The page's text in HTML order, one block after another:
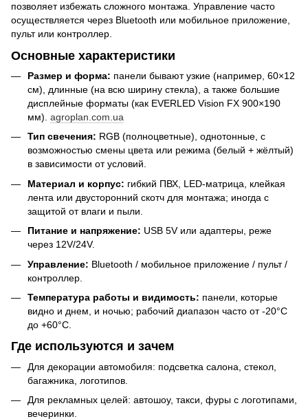
позволяет избежать сложного монтажа. Управление часто
осуществляется через Bluetooth или мобильное приложение,
пульт или контроллер.
Основные характеристики
Размер и форма: панели бывают узкие (например, 60×12
см), длинные (на всю ширину стекла), а также большие
дисплейные форматы (как EVERLED Vision FX 900×190
мм). agroplan.com.ua
Тип свечения: RGB (полноцветные), однотонные, с
возможностью смены цвета или режима (белый + жёлтый)
в зависимости от условий.
Материал и корпус: гибкий ПВХ, LED-матрица, клейкая
лента или двусторонний скотч для монтажа; иногда с
защитой от влаги и пыли.
Питание и напряжение: USB 5V или адаптеры, реже
через 12V/24V.
Управление: Bluetooth / мобильное приложение / пульт /
контроллер.
Температура работы и видимость: панели, которые
видно и днем, и ночью; рабочий диапазон часто от -20°C
до +60°C.
Где используются и зачем
Для декорации автомобиля: подсветка салона, стекол,
багажника, логотипов.
Для рекламных целей: автошоу, такси, фуры с логотипами,
вечеринки.